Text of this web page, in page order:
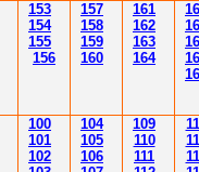
153
154
155
156
157
158
159
160
161
162
163
164
100
101
102
104
105
106
109
110
111